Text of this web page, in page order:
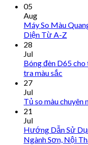
05
Aug
Máy So Màu
Diện Từ A-Z
28
Jul
Bóng đèn D65
tra màu sắc
27
Jul
Tủ so màu chuyên
21
Jul
Hướng Dẫn Sử
Ngành Sơn, Nội